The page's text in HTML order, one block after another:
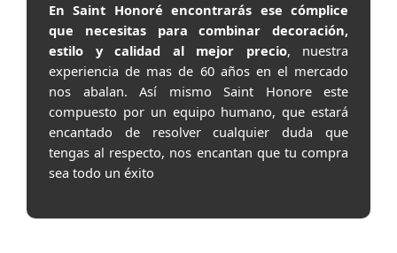
En Saint Honoré encontrarás ese cómplice
que necesitas para combinar decoración,
estilo y calidad al mejor precio, nuestra
experiencia de mas de 60 años en el mercado
nos abalan. Así mismo Saint Honore este
compuesto por un equipo humano, que estará
encantado de resolver cualquier duda que
tengas al respecto, nos encantan que tu compra
sea todo un éxito